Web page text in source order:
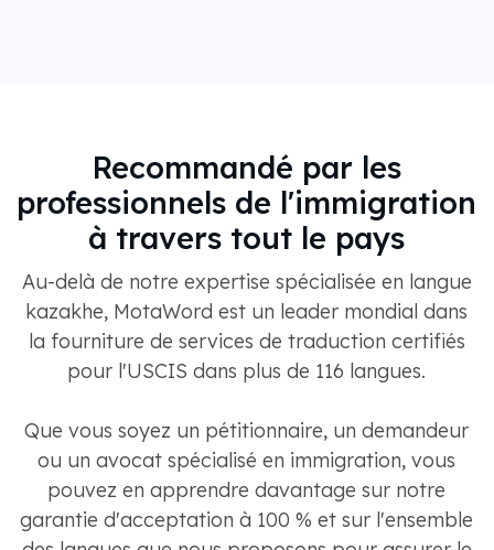
Recommandé par les
professionnels de l'immigration
à travers tout le pays
Au-delà de notre expertise spécialisée en langue
kazakhe, MotaWord est un leader mondial dans
la fourniture de services de traduction certifiés
pour l'USCIS dans plus de 116 langues.
Que vous soyez un pétitionnaire, un demandeur
ou un avocat spécialisé en immigration, vous
pouvez en apprendre davantage sur notre
garantie d'acceptation à 100 % et sur l'ensemble